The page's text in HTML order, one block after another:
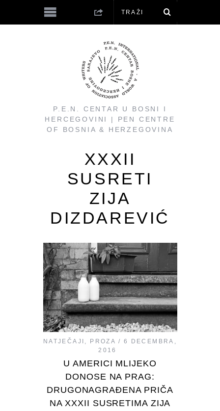
P.E.N. CENTAR U BOSNI I
HERCEGOVINI | PEN CENTRE
OF BOSNIA & HERZEGOVINA
XXXII
SUSRETI
ZIJA
DIZDAREVIĆ
NATJEČAJI , PROZA
6 DECEMBRA,
2016
U AMERICI MLIJEKO
DONOSE NA PRAG:
DRUGONAGRAĐENA PRIČA
NA XXXII SUSRETIMA ZIJA